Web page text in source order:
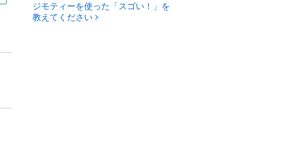
ジモティーを使った「スゴい！」を
教えてください